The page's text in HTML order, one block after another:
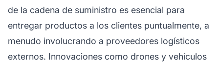
de la cadena de suministro es esencial para
entregar productos a los clientes puntualmente, a
menudo involucrando a proveedores logísticos
externos. Innovaciones como drones y vehículos